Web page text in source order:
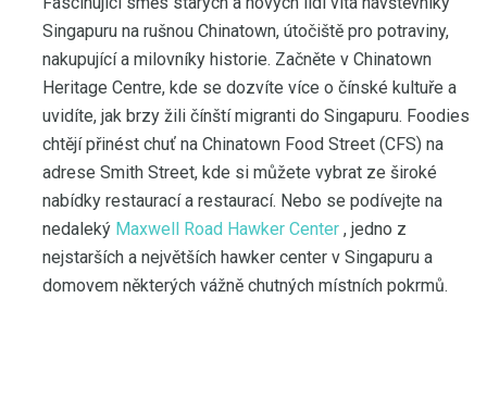
Singapuru na rušnou Chinatown, útočiště pro potraviny,
nakupující a milovníky historie. Začněte v Chinatown
Heritage Centre, kde se dozvíte více o čínské kultuře a
uvidíte, jak brzy žili čínští migranti do Singapuru. Foodies
chtějí přinést chuť na Chinatown Food Street (CFS) na
adrese Smith Street, kde si můžete vybrat ze široké
nabídky restaurací a restaurací. Nebo se podívejte na
nedaleký Maxwell Road Hawker Center , jedno z
nejstarších a největších hawker center v Singapuru a
domovem některých vážně chutných místních pokrmů.